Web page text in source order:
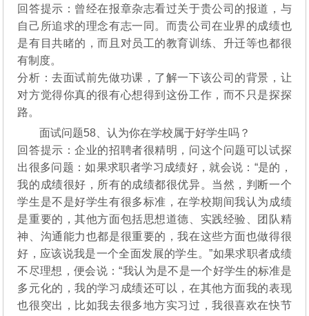
回答提示：曾经在报章杂志看过关于贵公司的报道，与
自己所追求的理念有志一同。而贵公司在业界的成绩也
是有目共睹的，而且对员工的教育训练、升迁等也都很
有制度。
分析：去面试前先做功课，了解一下该公司的背景，让
对方觉得你真的很有心想得到这份工作，而不只是探探
路。
面试问题58、认为你在学校属于好学生吗？
回答提示：企业的招聘者很精明，问这个问题可以试探
出很多问题：如果求职者学习成绩好，就会说：“是的，
我的成绩很好，所有的成绩都很优异。当然，判断一个
学生是不是好学生有很多标准，在学校期间我认为成绩
是重要的，其他方面包括思想道德、实践经验、团队精
神、沟通能力也都是很重要的，我在这些方面也做得很
好，应该说我是一个全面发展的学生。”如果求职者成绩
不尽理想，便会说：“我认为是不是一个好学生的标准是
多元化的，我的学习成绩还可以，在其他方面我的表现
也很突出，比如我去很多地方实习过，我很喜欢在快节